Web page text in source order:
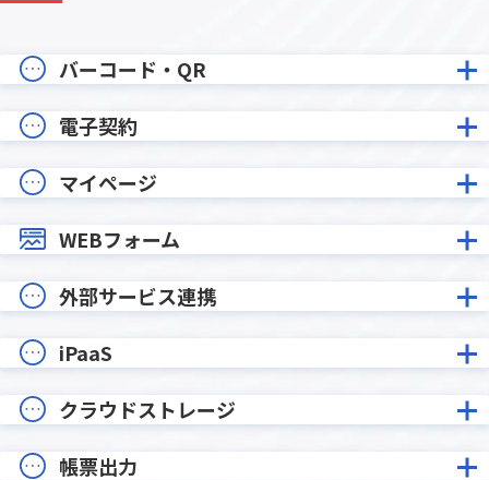
バーコード・QR
電子契約
マイページ
WEBフォーム
外部サービス連携
iPaaS
クラウドストレージ
帳票出力